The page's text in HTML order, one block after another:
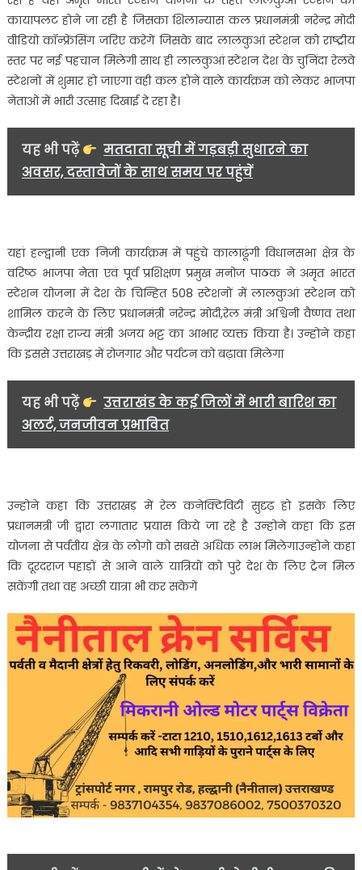
वाले
कार्यक्रम
पर
भाजपा
नेताओं
रहा
कायापलट होने जा रही है जिसका शिलान्यास कल प्रधानमंत्री नरेन्द्र मोदी
वीडियो कॉन्फ्रेंसिंग जरिए करेगें जिसके बाद लालकुआं स्टेशन को राष्ट्रीय
स्तर पर नई पहचान मिलेगी साथ ही लालकुआं स्टेशन देश के चुनिंदा रेलवे
स्टेशनों में शुमार हो जाएगा वही कल होने वाले कार्यक्रम को लेकर भाजपा
नेताओं में भारी उत्साह दिखाई दे रहा है।
यह भी पढ़ें
मतदाता सूची में गड़बड़ी सुधारने का
अवसर, दस्तावेजों के साथ समय पर पहुंचें
यहां हल्द्वानी एक निजी कार्यक्रम में पहुंचे कालाढूंगी विधानसभा क्षेत्र के
वरिष्ठ भाजपा नेता एवं पूर्व प्रशिक्षण प्रमुख मनोज पाठक ने अमृत भारत
स्टेशन योजना में देश के चिन्हित 508 स्टेशनों में लालकुआं स्टेशन को
शामिल करने के लिए प्रधानमंत्री नरेन्द्र मोदी,रेल मंत्री अश्विनी वैष्णव तथा
केन्द्रीय रक्षा राज्य मंत्री अजय भट्ट का आभार व्यक्त किया है। उन्होने कहा
कि इससे उत्तराखड़ में रोजगार और पर्यटन को बढ़ावा मिलेगा
यह भी पढ़ें
उत्तराखंड के कई जिलों में भारी बारिश का
अलर्ट, जनजीवन प्रभावित
उन्होने कहा कि उत्तराखड़ में रेल कनेक्टिविटी सुदृढ़ हो इसके लिए
प्रधानमत्री जी द्वारा लगातार प्रयास किये जा रहे है उन्होने कहा कि इस
योजना से पर्वतीय क्षेत्र के लोगो को सबसे अधिक लाभ मिलेगाउन्होने कहा
कि दूरदराज पहाड़ों से आने वाले यात्रियों को पुरे देश के लिए ट्रेन मिल
सकेंगी तथा वह अच्छी यात्रा भी कर सकेगें